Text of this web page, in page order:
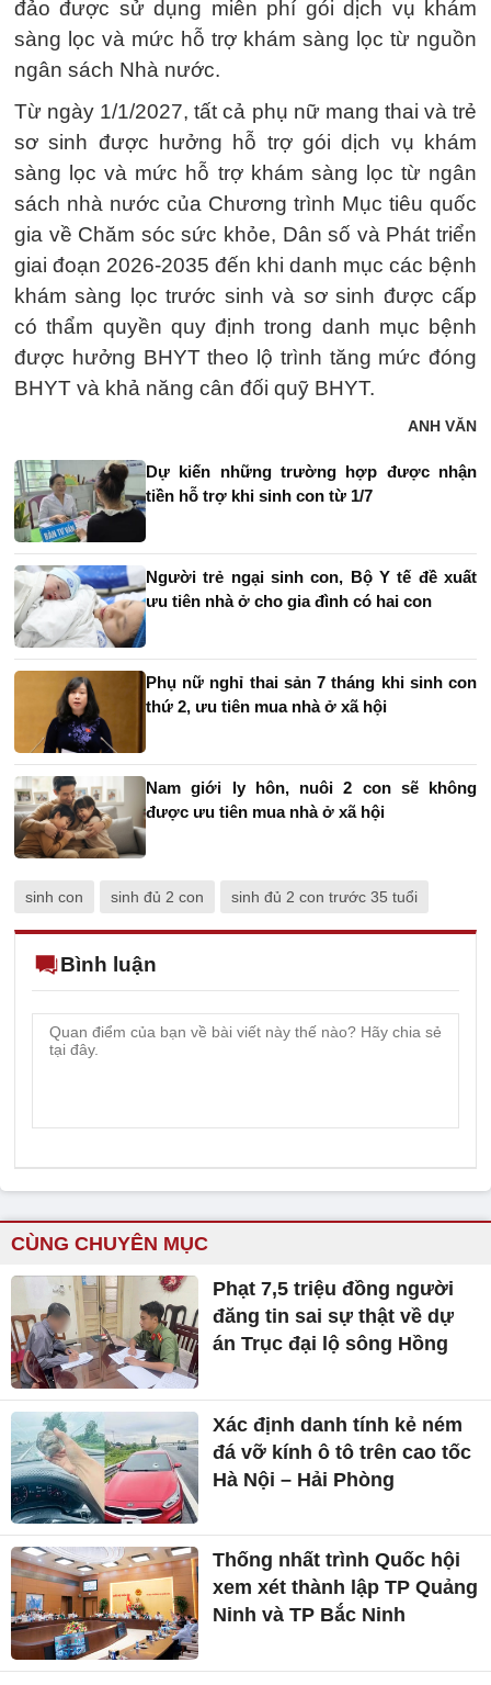
đảo được sử dụng miễn phí gói dịch vụ khám
sàng lọc và mức hỗ trợ khám sàng lọc từ nguồn
ngân sách Nhà nước.
Từ ngày 1/1/2027, tất cả phụ nữ mang thai và trẻ
sơ sinh được hưởng hỗ trợ gói dịch vụ khám
sàng lọc và mức hỗ trợ khám sàng lọc từ ngân
sách nhà nước của Chương trình Mục tiêu quốc
gia về Chăm sóc sức khỏe, Dân số và Phát triển
giai đoạn 2026-2035 đến khi danh mục các bệnh
khám sàng lọc trước sinh và sơ sinh được cấp
có thẩm quyền quy định trong danh mục bệnh
được hưởng BHYT theo lộ trình tăng mức đóng
BHYT và khả năng cân đối quỹ BHYT.
ANH VĂN
Dự kiến những trường hợp được nhận
tiền hỗ trợ khi sinh con từ 1/7
Người trẻ ngại sinh con, Bộ Y tế đề xuất
ưu tiên nhà ở cho gia đình có hai con
Phụ nữ nghỉ thai sản 7 tháng khi sinh con
thứ 2, ưu tiên mua nhà ở xã hội
Nam giới ly hôn, nuôi 2 con sẽ không
được ưu tiên mua nhà ở xã hội
sinh con sinh đủ 2 con sinh đủ 2 con trước 35 tuổi
Bình luận
CÙNG CHUYÊN MỤC
Phạt 7,5 triệu đồng người
đăng tin sai sự thật về dự
án Trục đại lộ sông Hồng
Xác định danh tính kẻ ném
đá vỡ kính ô tô trên cao tốc
Hà Nội – Hải Phòng
Thống nhất trình Quốc hội
xem xét thành lập TP Quảng
Ninh và TP Bắc Ninh